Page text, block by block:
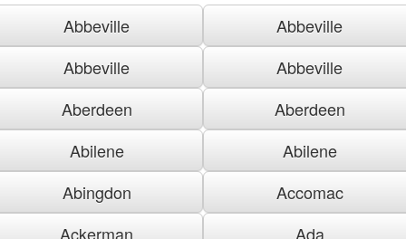
Abbeville
Abbeville
Abbeville
Abbeville
Aberdeen
Aberdeen
Abilene
Abilene
Abingdon
Accomac
Ackerman
Ada